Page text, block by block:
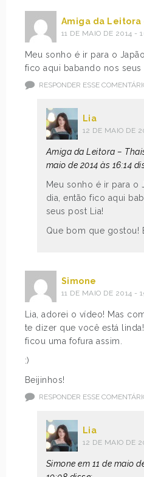
Amiga da Leitora
11 DE MAIO DE 2014 -
Meu sonho é ir para o
fico aqui babando nos seus
RESPONDER ESSE
Lia
12 DE MAIO DE
Amiga da Leitora –
maio de 2014 às 16:14
Meu sonho é ir para o
dia, então fico aqui
seus post Lia!
Que bom que gostou!
Simone
11 DE MAIO DE 2014 -
Lia, adorei o vídeo! Mas
te dizer que você está
ficou uma fofura assim.
:)
Beijinhos!
RESPONDER ESSE
Lia
12 DE MAIO DE
Simone em 11 de maio